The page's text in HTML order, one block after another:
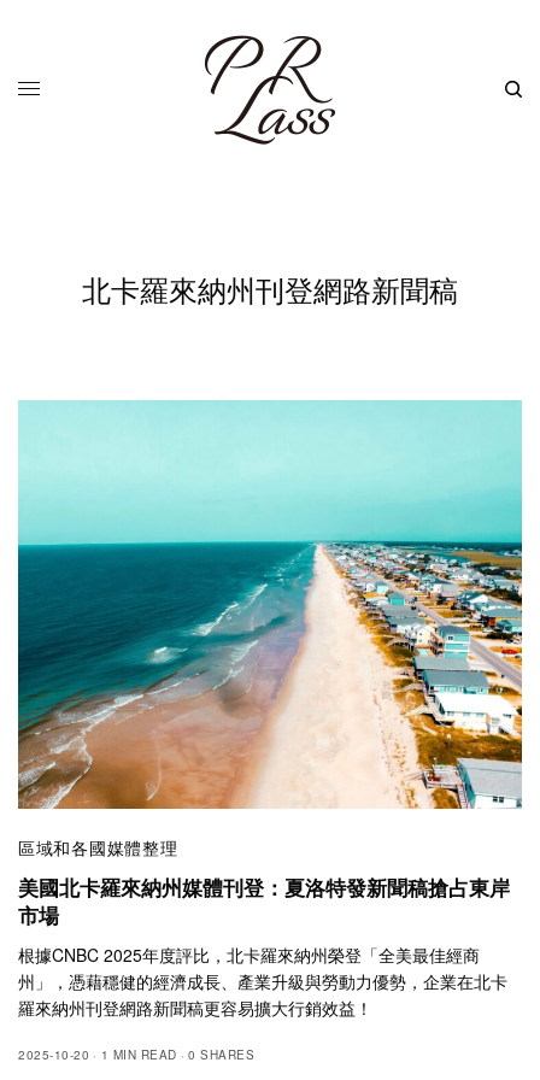
北卡羅來納州刊登網路新聞稿
區域和各國媒體整理
美國北卡羅來納州媒體刊登：夏洛特發新聞稿搶占東岸
市場
根據CNBC 2025年度評比，北卡羅來納州榮登「全美最佳經商
州」，憑藉穩健的經濟成長、產業升級與勞動力優勢，企業在北卡
羅來納州刊登網路新聞稿更容易擴大行銷效益！
2025-10-20 1 MIN READ 0 SHARES